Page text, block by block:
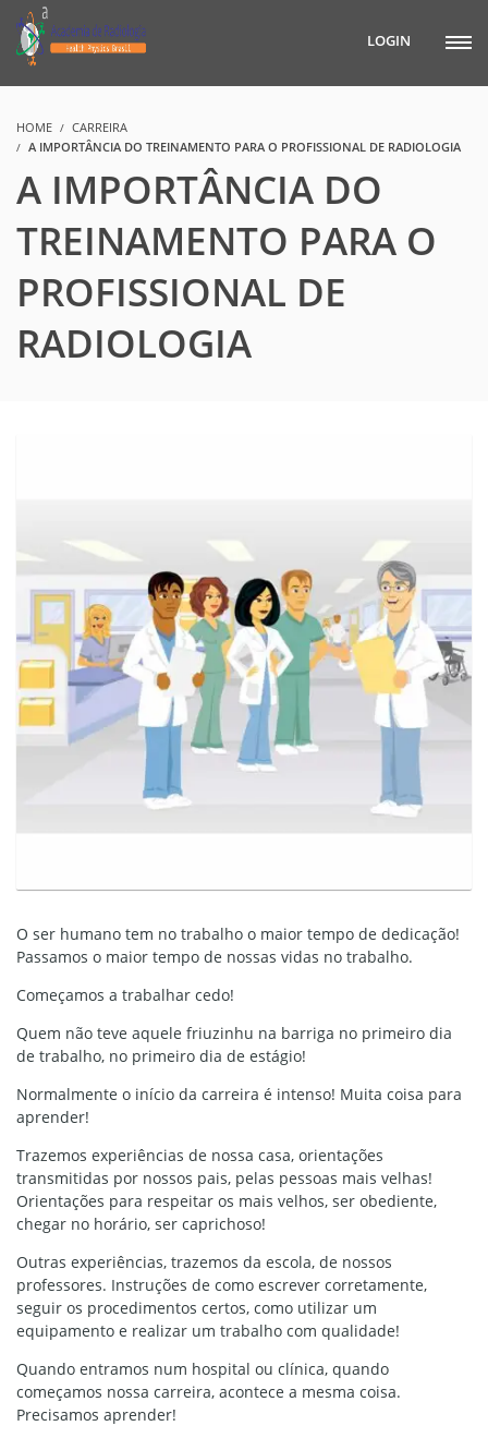
LOGIN
HOME
CARREIRA
A IMPORTÂNCIA DO TREINAMENTO PARA O PROFISSIONAL DE RADIOLOGIA
A IMPORTÂNCIA DO
TREINAMENTO PARA O
PROFISSIONAL DE
RADIOLOGIA
O ser humano tem no trabalho o maior tempo de dedicação!
Passamos o maior tempo de nossas vidas no trabalho.
Começamos a trabalhar cedo!
Quem não teve aquele friuzinhu na barriga no primeiro dia
de trabalho, no primeiro dia de estágio!
Normalmente o início da carreira é intenso! Muita coisa para
aprender!
Trazemos experiências de nossa casa, orientações
transmitidas por nossos pais, pelas pessoas mais velhas!
Orientações para respeitar os mais velhos, ser obediente,
chegar no horário, ser caprichoso!
Outras experiências, trazemos da escola, de nossos
professores. Instruções de como escrever corretamente,
seguir os procedimentos certos, como utilizar um
equipamento e realizar um trabalho com qualidade!
Quando entramos num hospital ou clínica, quando
começamos nossa carreira, acontece a mesma coisa.
Precisamos aprender!